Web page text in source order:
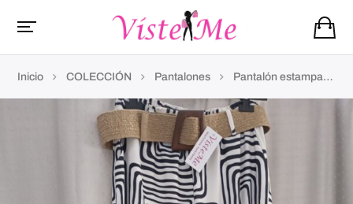
Inicio COLECCIÓN Pantalones Pantalón estampado